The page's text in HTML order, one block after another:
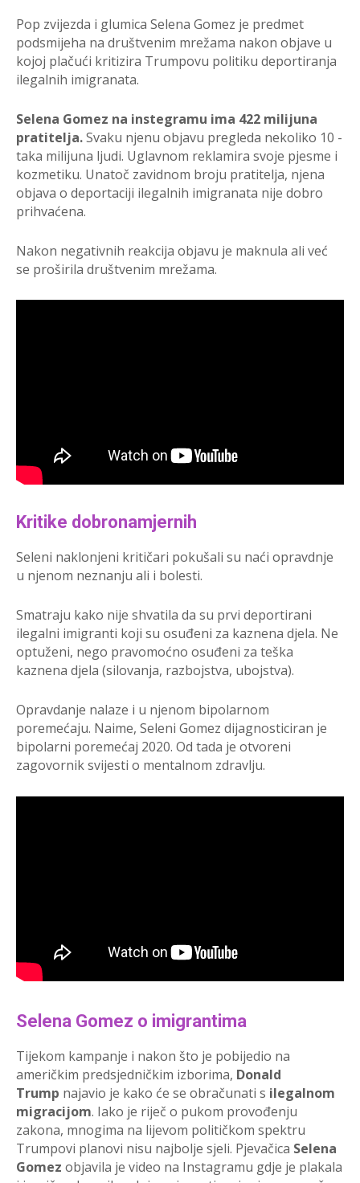
Pop zvijezda i glumica Selena Gomez je predmet
podsmijeha na društvenim mrežama nakon objave u
kojoj plačući kritizira Trumpovu politiku deportiranja
ilegalnih imigranata.
Selena Gomez na instegramu ima 422 milijuna
pratitelja.Svaku njenu objavu pregleda nekoliko 10 -
taka milijuna ljudi. Uglavnom reklamira svoje pjesme i
kozmetiku. Unatoč zavidnom broju pratitelja, njena
objava o deportaciji ilegalnih imigranata nije dobro
prihvaćena.
Nakon negativnih reakcija objavu je maknula ali već
se proširila društvenim mrežama.
Kritike dobronamjernih
Seleni naklonjeni kritičari pokušali su naći opravdnje
u njenom neznanju ali i bolesti.
Smatraju kako nije shvatila da su prvi deportirani
ilegalni imigranti koji su osuđeni za kaznena djela. Ne
optuženi, nego pravomoćno osuđeni za teška
kaznena djela (silovanja, razbojstva, ubojstva).
Opravdanje nalaze i u njenom bipolarnom
poremećaju. Naime, Seleni Gomez dijagnosticiran je
bipolarni poremećaj 2020. Od tada je otvoreni
zagovornik svijesti o mentalnom zdravlju.
Selena Gomez o imigrantima
Tijekom kampanje i nakon što je pobijedio na
američkim predsjedničkim izborima, Donald
Trump najavio je kako će se obračunati s ilegalnom
migracijom. Iako je riječ o pukom provođenju
zakona, mnogima na lijevom političkom spektru
Trumpovi planovi nisu najbolje sjeli. Pjevačica Selena
Gomez objavila je video na Instagramu gdje je plakala